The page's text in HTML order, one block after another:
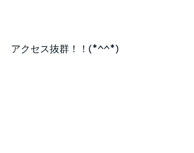
アクセス抜群！！(*^^*)